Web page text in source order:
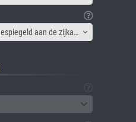
Canvas lijst - Afbeelding gespiegeld aan de zijkant